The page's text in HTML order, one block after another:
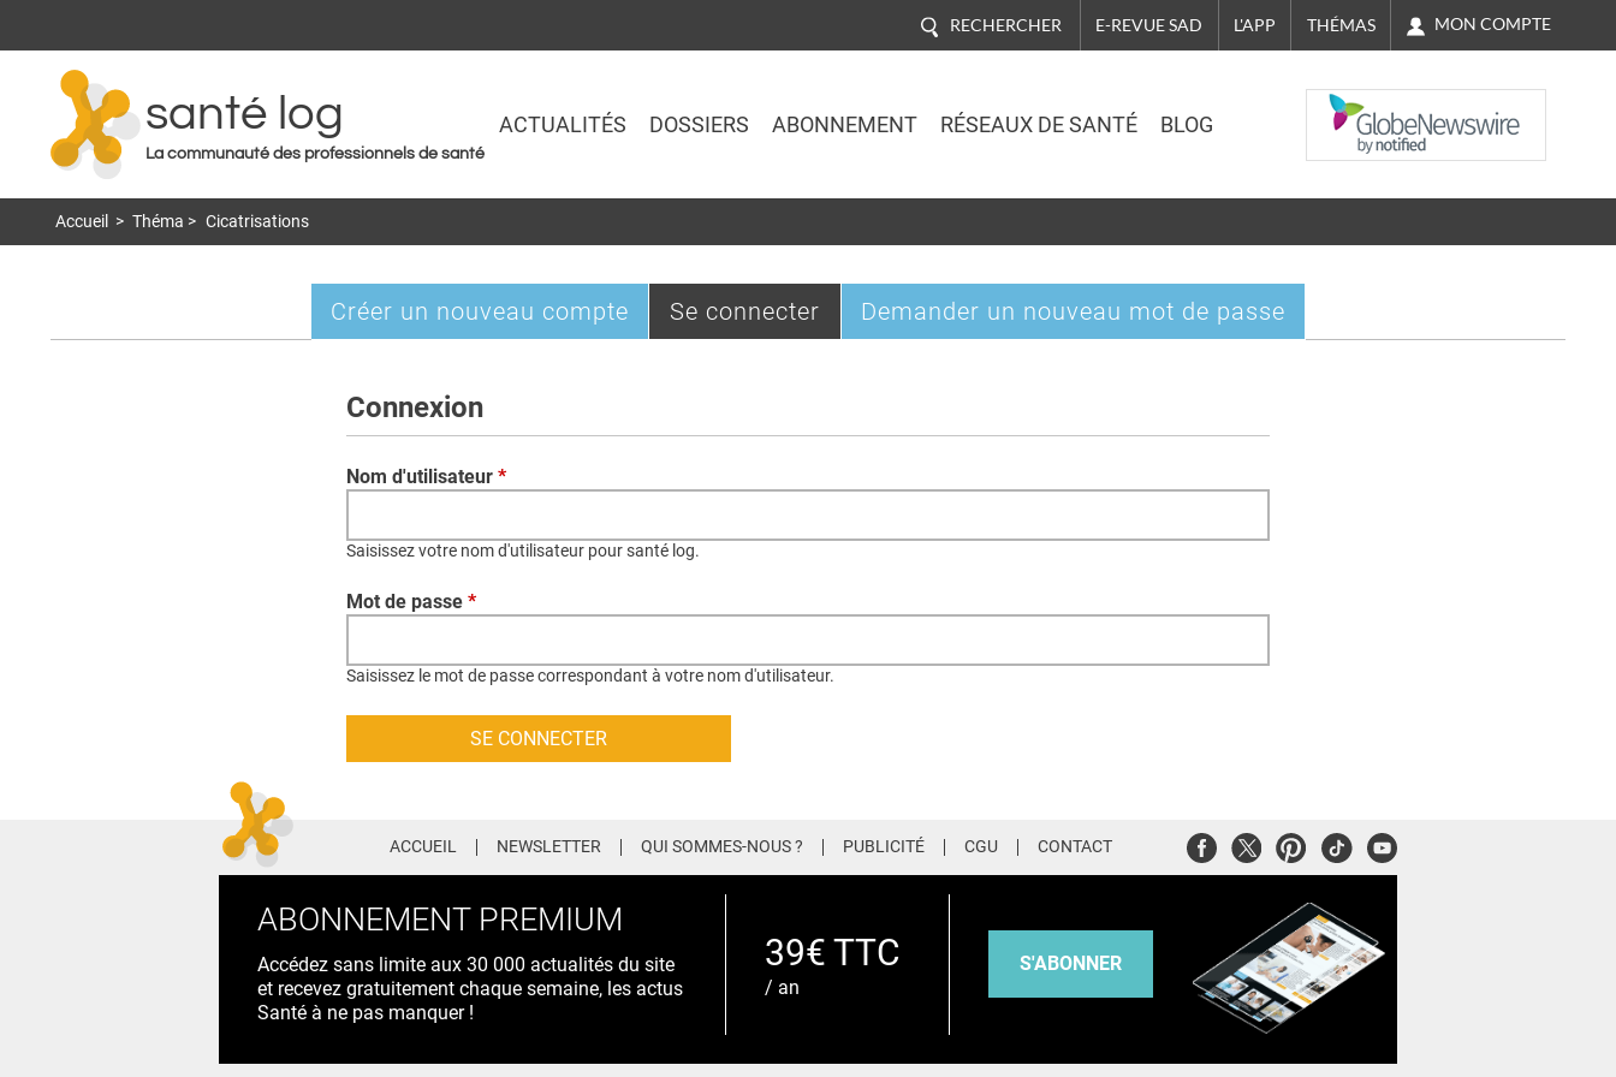
RECHERCHER E-REVUE SAD L'APP THÉMAS MON COMPTE
santé log
La communauté des professionnels de santé
ACTUALITÉS DOSSIERS ABONNEMENT RÉSEAUX DE SANTÉ BLOG
NASDAQ
Accueil > Théma > Cicatrisations
Onglets
Créer un nouveau compte Se connecter (onglet
actif)
Demander un nouveau mot de passe
Connexion
Nom d'utilisateur *
Saisissez votre nom d'utilisateur pour santé log.
Mot de passe *
Saisissez le mot de passe correspondant à votre nom d'utilisateur.
ACCUEIL NEWSLETTER QUI SOMMES-NOUS ? PUBLICITÉ CGU CONTACT FacebookTwitterPinterest
TiktokYoutube
ABONNEMENT PREMIUM
Accédez sans limite aux 30 000 actualités du site
et recevez gratuitement chaque semaine, les actus
Santé à ne pas manquer !
39€ TTC
/ an
S'ABONNER